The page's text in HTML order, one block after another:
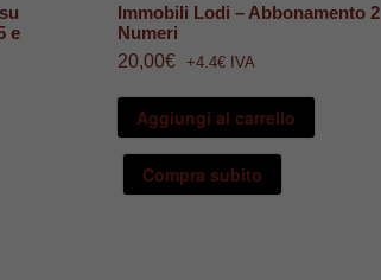
e
Immobili Lodi – Abbonamento 2
Numeri
20,00€ +4.4€ IVA
Aggiungi al carrello
Compra subito